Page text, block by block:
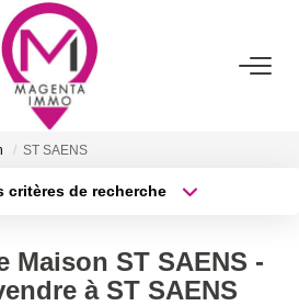
ACHETER
ST SAENS
critères de recherche
Surface min
Maison ST SAENS -
à ST SAENS